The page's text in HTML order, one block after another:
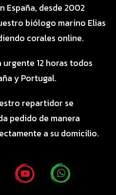
España, desde 2002
biólogo marino Elias
corales online.
12 horas todos
y Portugal.
repartidor se
pedido de manera
a su domicilio.